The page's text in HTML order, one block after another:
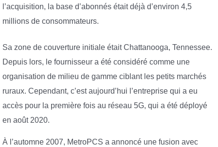
l’acquisition, la base d’abonnés était déjà d’environ 4,5
millions de consommateurs.
Sa zone de couverture initiale était Chattanooga, Tennessee.
Depuis lors, le fournisseur a été considéré comme une
organisation de milieu de gamme ciblant les petits marchés
ruraux. Cependant, c’est aujourd’hui l’entreprise qui a eu
accès pour la première fois au réseau 5G, qui a été déployé
en août 2020.
À l’automne 2007, MetroPCS a annoncé une fusion avec